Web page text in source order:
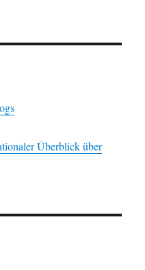
Überblick über